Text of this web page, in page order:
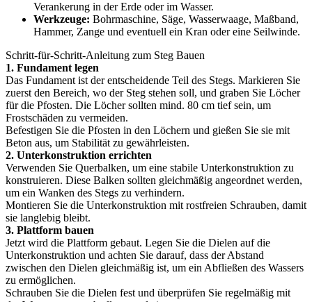
Verankerung in der Erde oder im Wasser.
Werkzeuge: Bohrmaschine, Säge, Wasserwaage, Maßband,
Hammer, Zange und eventuell ein Kran oder eine Seilwinde.
Schritt-für-Schritt-Anleitung zum Steg Bauen
1. Fundament legen
Das Fundament ist der entscheidende Teil des Stegs. Markieren Sie
zuerst den Bereich, wo der Steg stehen soll, und graben Sie Löcher
für die Pfosten. Die Löcher sollten mind. 80 cm tief sein, um
Frostschäden zu vermeiden.
Befestigen Sie die Pfosten in den Löchern und gießen Sie sie mit
Beton aus, um Stabilität zu gewährleisten.
2. Unterkonstruktion errichten
Verwenden Sie Querbalken, um eine stabile Unterkonstruktion zu
konstruieren. Diese Balken sollten gleichmäßig angeordnet werden,
um ein Wanken des Stegs zu verhindern.
Montieren Sie die Unterkonstruktion mit rostfreien Schrauben, damit
sie langlebig bleibt.
3. Plattform bauen
Jetzt wird die Plattform gebaut. Legen Sie die Dielen auf die
Unterkonstruktion und achten Sie darauf, dass der Abstand
zwischen den Dielen gleichmäßig ist, um ein Abfließen des Wassers
zu ermöglichen.
Schrauben Sie die Dielen fest und überprüfen Sie regelmäßig mit